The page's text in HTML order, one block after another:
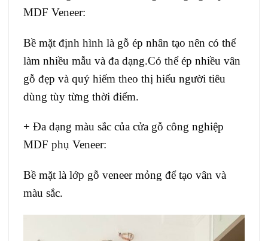
MDF Veneer:
Bề mặt định hình là gỗ ép nhân tạo nên có thể
làm nhiều mẫu và đa dạng.Có thể ép nhiều vân
gỗ đẹp và quý hiếm theo thị hiếu người tiêu
dùng tùy từng thời điểm.
+ Đa dạng màu sắc của cửa gỗ công nghiệp
MDF phụ Veneer:
Bề mặt là lớp gỗ veneer mỏng để tạo vân và
màu sắc.